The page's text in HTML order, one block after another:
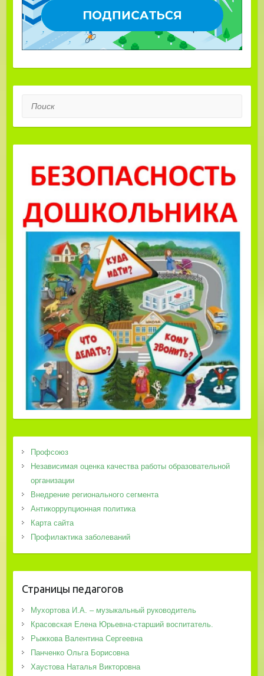
Поиск
Профсоюз
Независимая оценка качества работы образовательной
организации
Внедрение регионального сегмента
Антикоррупционная политика
Карта сайта
Профилактика заболеваний
Страницы педагогов
Мухортова И.А. – музыкальный руководитель
Красовская Елена Юрьевна-старший воспитатель.
Рыжкова Валентина Сергеевна
Панченко Ольга Борисовна
Хаустова Наталья Викторовна